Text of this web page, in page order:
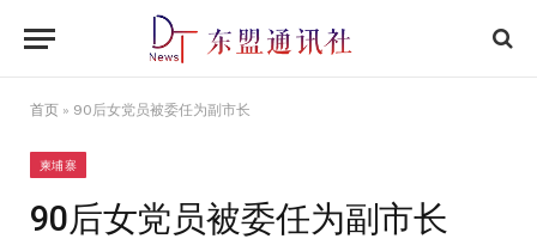
首页 » 90后女党员被委任为副市长
柬埔寨
90后女党员被委任为副市长